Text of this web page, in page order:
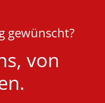
gewünscht?
von